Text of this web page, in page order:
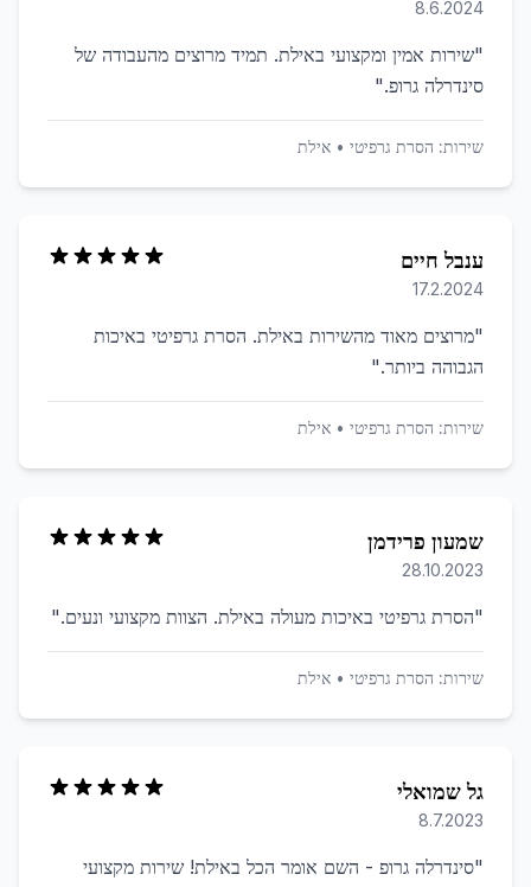
8.6.2024
"שירות אמין ומקצועי באילת. תמיד מרוצים מהעבודה של
סינדרלה גרופ."
שירות: הסרת גרפיטי • אילת
ענבל חיים
17.2.2024
"מרוצים מאוד מהשירות באילת. הסרת גרפיטי באיכות
הגבוהה ביותר."
שירות: הסרת גרפיטי • אילת
שמעון פרידמן
28.10.2023
"הסרת גרפיטי באיכות מעולה באילת. הצוות מקצועי ונעים."
שירות: הסרת גרפיטי • אילת
גל שמואלי
8.7.2023
"סינדרלה גרופ - השם אומר הכל באילת! שירות מקצועי